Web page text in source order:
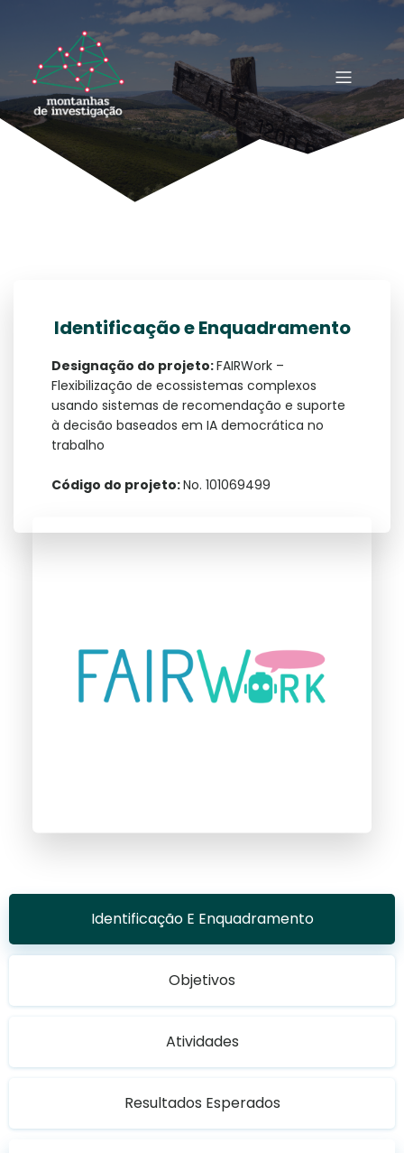
Identificação e Enquadramento
Designação do projeto:FAIRWork –
Flexibilização de ecossistemas complexos
usando sistemas de recomendação e suporte
à decisão baseados em IA democrática no
trabalho
Código do projeto:No. 101069499
Identificação E Enquadramento
Objetivos
Atividades
Resultados Esperados